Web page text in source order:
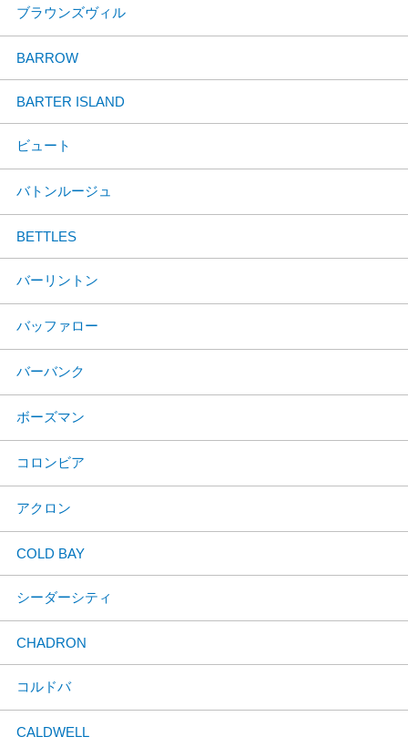
ブラウンズヴィル
BARROW
BARTER ISLAND
ビュート
バトンルージュ
BETTLES
バーリントン
バッファロー
バーバンク
ボーズマン
コロンビア
アクロン
COLD BAY
シーダーシティ
CHADRON
コルドバ
CALDWELL